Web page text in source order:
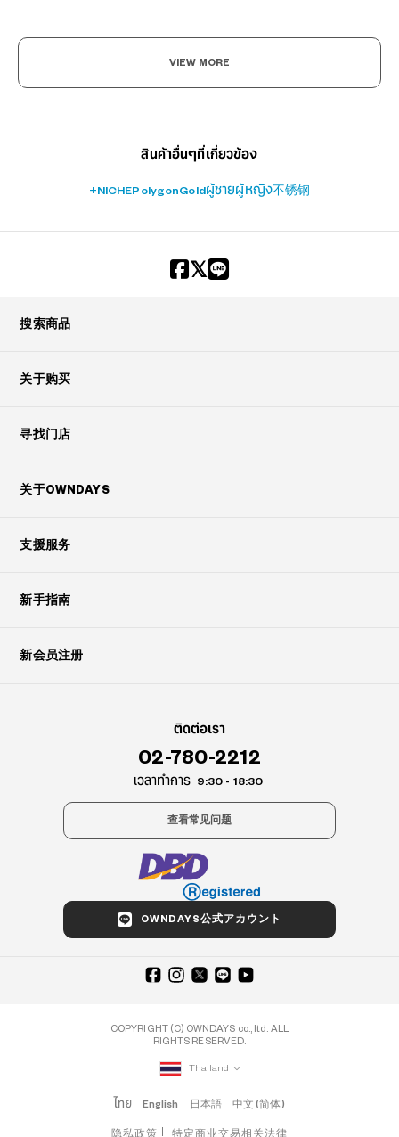
VIEW MORE
สินค้าอื่นๆที่เกี่ยวข้อง
+NICHEPolygonGold ผู้ชายผู้หญิง不锈钢
+¥0
搜索商品
关于购买
寻找门店
关于OWNDAYS
支援服务
新手指南
新会员注册
ติดต่อเรา
02-780-2212
เวลาทำการ 9:30 - 18:30
查看常见问题
OWNDAYS公式アカウント
COPYRIGHT (C) OWNDAYS co., ltd. ALL
RIGHTS RESERVED.
Thailand
ไทย English 日本語 中文 (简体)
隐私政策 特定商业交易相关法律